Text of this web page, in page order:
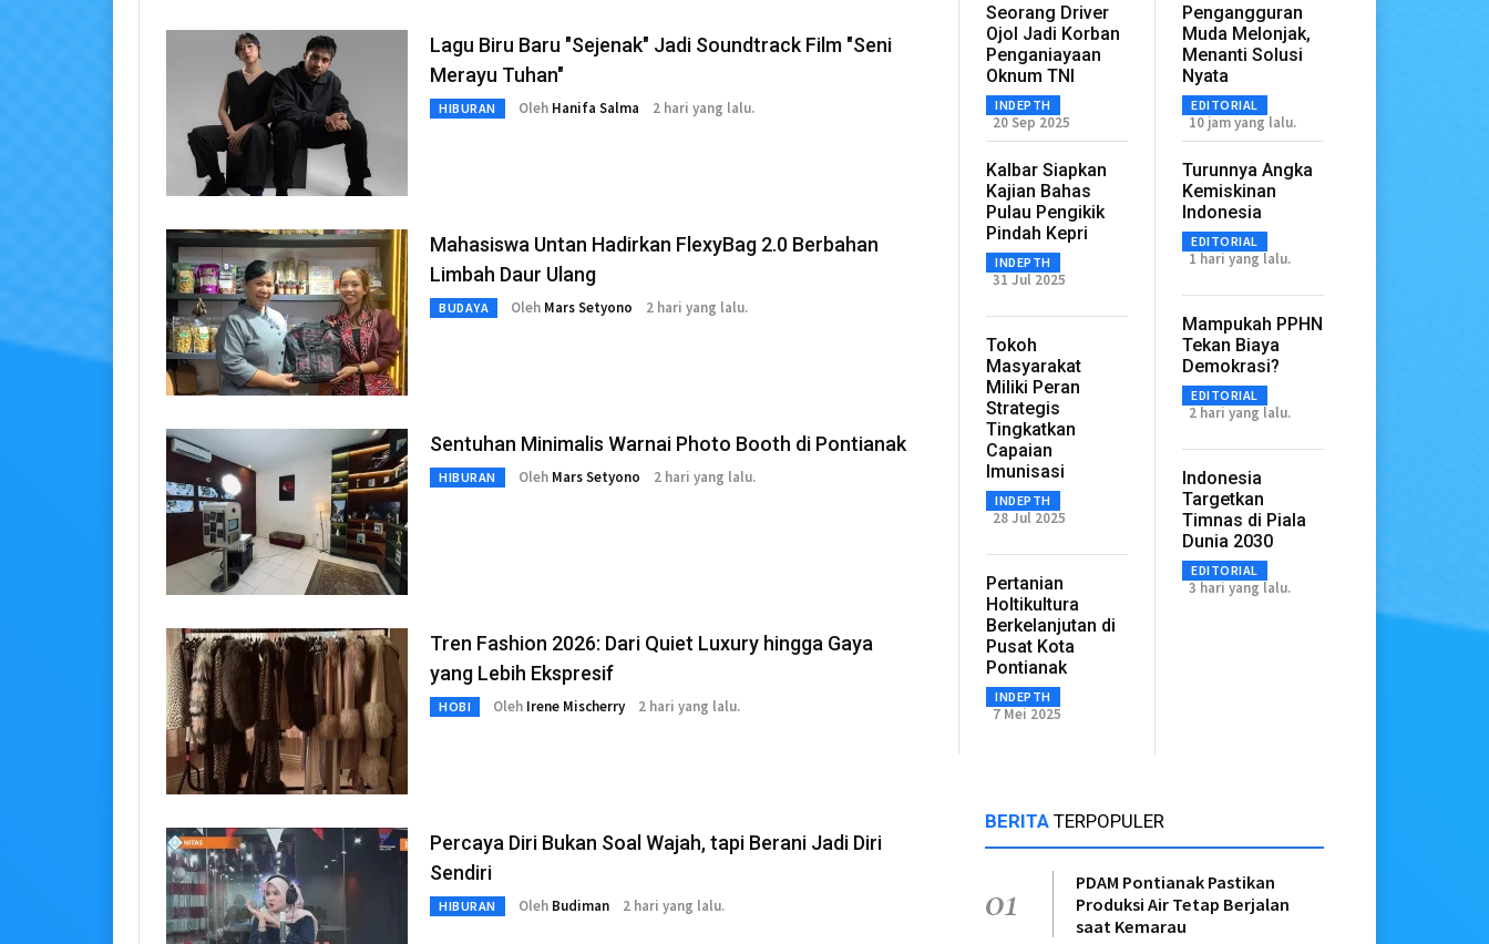
Lagu Biru Baru "Sejenak" Jadi Soundtrack Film "Seni
Merayu Tuhan"
HIBURAN Oleh Hanifa Salma 2 hari yang lalu.
Mahasiswa Untan Hadirkan FlexyBag 2.0 Berbahan
Limbah Daur Ulang
BUDAYA Oleh Mars Setyono 2 hari yang lalu.
Sentuhan Minimalis Warnai Photo Booth di Pontianak
HIBURAN Oleh Mars Setyono 2 hari yang lalu.
Tren Fashion 2026: Dari Quiet Luxury hingga Gaya
yang Lebih Ekspresif
HOBI Oleh Irene Mischerry 2 hari yang lalu.
Percaya Diri Bukan Soal Wajah, tapi Berani Jadi Diri
Sendiri
HIBURAN Oleh Budiman 2 hari yang lalu.
Seorang Driver
Ojol Jadi Korban
Penganiayaan
Oknum TNI
INDEPTH
20 Sep 2025
Kalbar Siapkan
Kajian Bahas
Pulau Pengikik
Pindah Kepri
INDEPTH
31 Jul 2025
Tokoh
Masyarakat
Miliki Peran
Strategis
Tingkatkan
Capaian
Imunisasi
INDEPTH
28 Jul 2025
Pertanian
Holtikultura
Berkelanjutan di
Pusat Kota
Pontianak
INDEPTH
7 Mei 2025
Pengangguran
Muda Melonjak,
Menanti Solusi
Nyata
EDITORIAL
10 jam yang lalu.
Turunnya Angka
Kemiskinan
Indonesia
EDITORIAL
1 hari yang lalu.
Mampukah PPHN
Tekan Biaya
Demokrasi?
EDITORIAL
2 hari yang lalu.
Indonesia
Targetkan
Timnas di Piala
Dunia 2030
EDITORIAL
3 hari yang lalu.
BERITATERPOPULER
01
PDAM Pontianak Pastikan
Produksi Air Tetap Berjalan
saat Kemarau